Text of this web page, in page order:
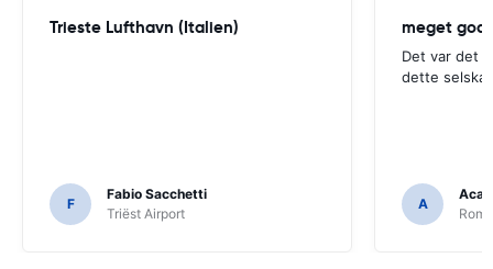
Trieste Lufthavn (Italien)
F
Fabio Sacchetti
Triëst Airport
meget god
Det var det
dette
A